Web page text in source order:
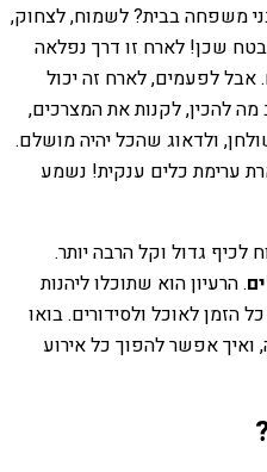
משפחה בבית? לשמוח, לצחוק,
שכן! לארח זו דרך נפלאה
לפעמים, לארח זה יכול
להכין, לקנות את המצרכים,
ולדאוג שהכל יהיה מושלם.
ערימת כלים ענקית! נשמע
לכיף גדול וקל הרבה יותר.
. הרעיון הוא שתוכלו ליהנות
הזמן לאוכל ולסידורים. בואו
אפשר להפוך כל אירוע